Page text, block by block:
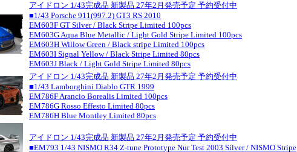
アイドロン 1/43完成品 新製品 27年2月発売予定 予約受付中
■1/43 Porsche 911(997.2) GT3 RS 2010
EM603F GT Silver / Black Stripe Limited 100pcs
EM603G Aqua Blue Metallic / Light Gold Stripe Limited 100pcs
EM603H Willow Green / Black stripe Limited 100pcs
EM603I Signal Yellow / Black Stripe Limited 80pcs
EM603J Black / Light Gold Stripe Limited 80pcs
アイドロン 1/43完成品 新製品 27年2月発売予定 予約受付中
■1/43 Lamborghini Diablo GTR 1999
EM786F Arancio Borealis Limited 100pcs
EM786G Rosso Effesto Limited 80pcs
EM786H Blue Montley Limited 80pcs
アイドロン 1/43完成品 新製品 27年2月発売予定 予約受付中
■EM793 1/43 NISMO R34 Z-tune Prototype Nur Test 2003 Silver / NISMO Stripe